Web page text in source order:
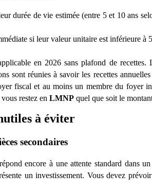
durée de vie estimée (entre 5 et 10 ans
si leur valeur unitaire est inférieure à
en 2026 sans plafond de recettes.
sont réuniesàsavoir les recettes
fiscal et au moins un membre du foyer
restez en LMNP quel que soit le
à éviter
èces secondaires
encore à une attente standard dans un
un investissement. Vous devez